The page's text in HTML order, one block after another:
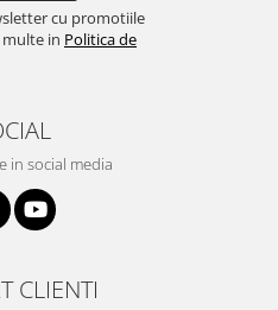
cu promotiile
in Politica de
in social media
CLIENTI